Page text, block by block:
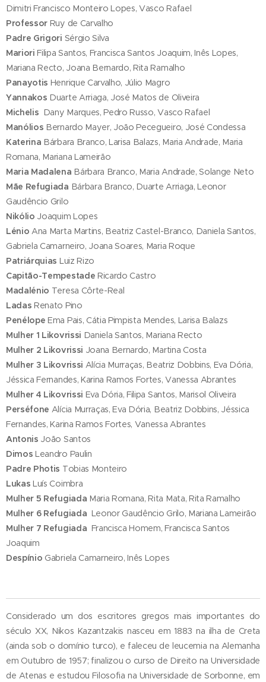
Dimitri Francisco Monteiro Lopes, Vasco Rafael
Professor Ruy de Carvalho
Padre Grigori Sérgio Silva
Mariori Filipa Santos, Francisca Santos Joaquim, Inês Lopes,
Mariana Recto, Joana Bernardo, Rita Ramalho
Panayotis Henrique Carvalho, Júlio Magro
Yannakos Duarte Arriaga, José Matos de Oliveira
Michelis Dany Marques, Pedro Russo, Vasco Rafael
Manólios Bernardo Mayer, João Pecegueiro, José Condessa
Katerina Bárbara Branco, Larisa Balazs, Maria Andrade, Maria
Romana, Mariana Lameirão
Maria Madalena Bárbara Branco, Maria Andrade, Solange Neto
Mãe Refugiada Bárbara Branco, Duarte Arriaga, Leonor
Gaudêncio Grilo
Nikólio Joaquim Lopes
Lénio Ana Marta Martins, Beatriz Castel-Branco, Daniela Santos,
Gabriela Camarneiro, Joana Soares, Maria Roque
Patriárquias Luiz Rizo
Capitão-Tempestade Ricardo Castro
Madalénio Teresa Côrte-Real
Ladas Renato Pino
Penélope Ema Pais, Cátia Pimpista Mendes, Larisa Balazs
Mulher 1 Likovrissi Daniela Santos, Mariana Recto
Mulher 2 Likovrissi Joana Bernardo, Martina Costa
Mulher 3 Likovrissi Alícia Murraças, Beatriz Dobbins, Eva Dória,
Jéssica Fernandes, Karina Ramos Fortes, Vanessa Abrantes
Mulher 4 Likovrissi Eva Dória, Filipa Santos, Marisol Oliveira
Perséfone Alícia Murraças, Eva Dória, Beatriz Dobbins, Jéssica
Fernandes, Karina Ramos Fortes, Vanessa Abrantes
Antonis João Santos
Dimos Leandro Paulin
Padre Photis Tobias Monteiro
Lukas Luís Coimbra
Mulher 5 Refugiada Maria Romana, Rita Mata, Rita Ramalho
Mulher 6 Refugiada Leonor Gaudêncio Grilo, Mariana Lameirão
Mulher 7 Refugiada Francisca Homem, Francisca Santos
Joaquim
Despínio Gabriela Camarneiro, Inês Lopes
Considerado um dos escritores gregos mais importantes do
século XX, Nikos Kazantzakis nasceu em 1883 na ilha de Creta
(ainda sob o domínio turco), e faleceu de leucemia na Alemanha
em Outubro de 1957; finalizou o curso de Direito na Universidade
de Atenas e estudou Filosofia na Universidade de Sorbonne, em